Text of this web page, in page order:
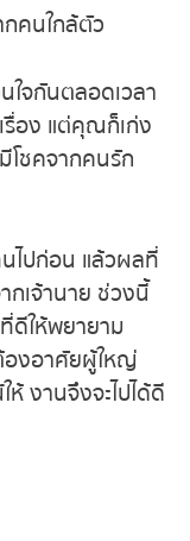
ใจกันตลอด
ม่เป็นเรื่อง แต่คุณ
จะมีโชคจาก
ได้
ไปก่อน แล้วผล
ากเจ้านาย ช่วง
ดีให้พยายาม
องอาศัยผู้ใหญ่
งานจึงจะไปได้